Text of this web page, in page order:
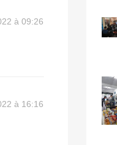
à 09:26
à 16:16